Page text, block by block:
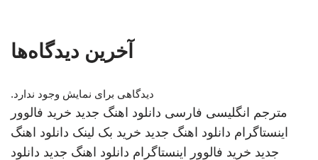
آخرین دیدگاه‌ها
دیدگاهی برای نمایش وجود ندارد.
مترجم انگلیسی فارسی دانلود اهنگ جدید خرید فالوور
اینستاگرام دانلود اهنگ جدید خرید بک لینک دانلود اهنگ
جدید خرید فالوور اینستاگرام دانلود اهنگ جدید دانلود